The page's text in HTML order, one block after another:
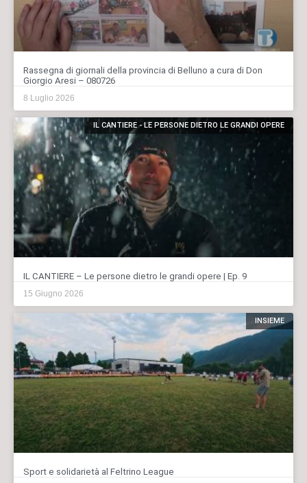
Rassegna di giornali della provincia di Belluno a cura di Don
Giorgio Aresi – 080726
8 Luglio 2026
IL CANTIERE - LE PERSONE DIETRO LE GRANDI OPERE
IL CANTIERE – Le persone dietro le grandi opere | Ep. 9
15 Giugno 2026
INSIEME
Sport e solidarietà al Feltrino League